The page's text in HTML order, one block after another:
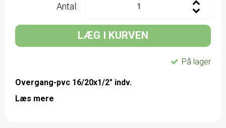
Antal:
LÆG I KURVEN
På lager
Overgang-pvc 16/20x1/2" indv.
Læs mere